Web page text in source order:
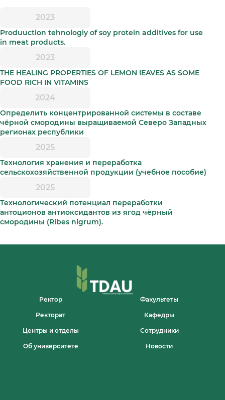
2023
Produuction tehnologiy of soy protein additives for use
in meat products.
2023
THE HEALING PROPERTIES OF LEMON IEAVES AS SOME
FOOD RICH IN VITAMINS
2024
Определить концентрированной системы в составе
чёрной смородины выращиваемой Северо Западных
регионах республики
2025
Технология хранения и переработка
сельскохозяйственной продукции (учебное пособие)
2025
Технологический потенциал переработки
антоционов антиоксидантов из ягод чёрный
смородины (Ribes nigrum).
Ректор Факультеты
Ректорат Кафедры
Центры и отделы Сотрудники
Об университете Новости